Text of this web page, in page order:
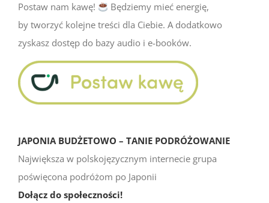
Postaw nam kawę!
Będziemy mieć energię,
by tworzyć kolejne treści dla Ciebie. A dodatkowo
zyskasz dostęp do bazy audio i e-booków.
JAPONIA BUDŻETOWO – TANIE PODRÓŻOWANIE
Największa w polskojęzycznym internecie grupa
poświęcona podróżom po Japonii
Dołącz do społeczności!